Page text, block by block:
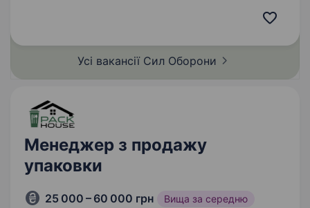
комунікації. Ви будете не просто відповідати
Усі вакансії Сил Оборони
Менеджер з продажу
упаковки
25 000 – 60 000 грн Вища за середню